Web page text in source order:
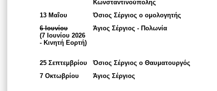
Κωνσταντινούπολης
13 Μαΐου
Όσιος Σέργιος ο ομολογητής
6 Ιουνίου
(7 Ιουνίου 2026
- Κινητή Εορτή)
Άγιος Σέργιος - Πολωνία
25 Σεπτεμβρίου
Όσιος Σέργιος ο Θαυματουργός
7 Οκτωβρίου
Άγιος Σέργιος